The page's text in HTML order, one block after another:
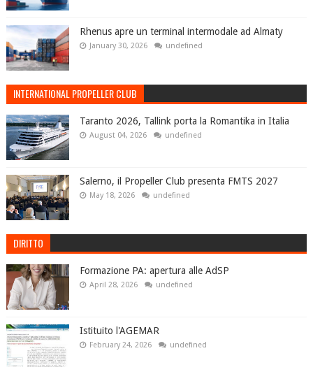
Rhenus apre un terminal intermodale ad Almaty
January 30, 2026 undefined
INTERNATIONAL PROPELLER CLUB
Taranto 2026, Tallink porta la Romantika in Italia
August 04, 2026 undefined
Salerno, il Propeller Club presenta FMTS 2027
May 18, 2026 undefined
DIRITTO
Formazione PA: apertura alle AdSP
April 28, 2026 undefined
Istituito l'AGEMAR
February 24, 2026 undefined